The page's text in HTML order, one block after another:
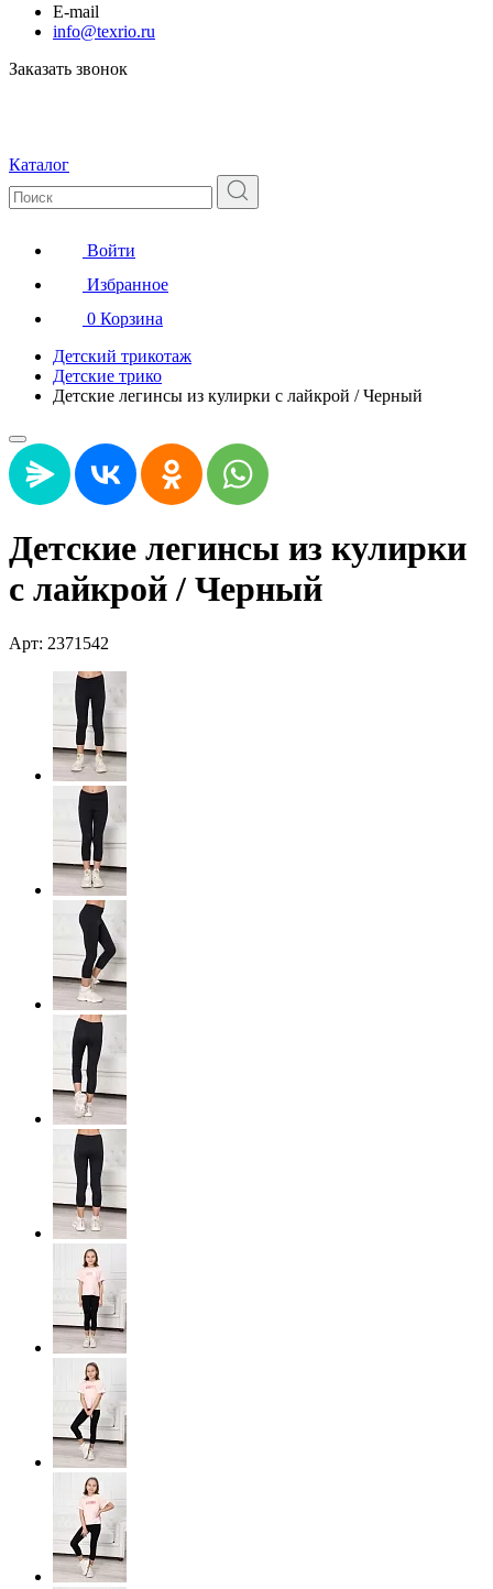
E-mail
info@texrio.ru
Заказать звонок
Каталог
Войти
Избранное
0 Корзина
Детский трикотаж
Детские трико
Детские легинсы из кулирки с лайкрой / Черный
Детские легинсы из кулирки
с лайкрой / Черный
Арт: 2371542